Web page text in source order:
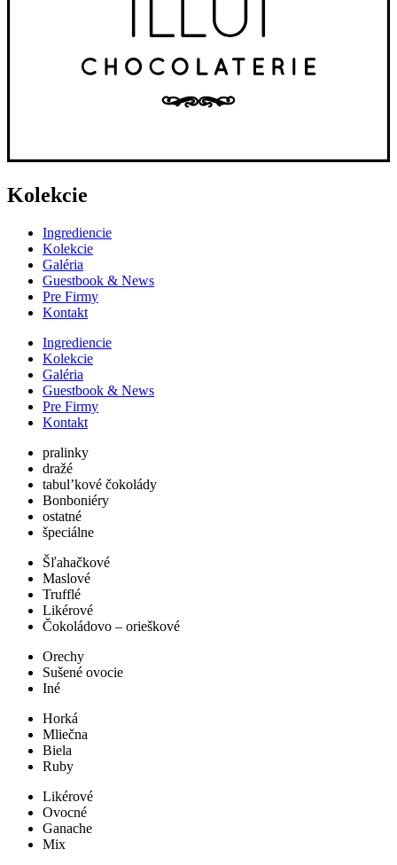
Kolekcie
Ingrediencie
Kolekcie
Galéria
Guestbook & News
Pre Firmy
Kontakt
Ingrediencie
Kolekcie
Galéria
Guestbook & News
Pre Firmy
Kontakt
pralinky
dražé
tabul’kové čokolády
Bonboniéry
ostatné
špeciálne
Šľahačkové
Maslové
Trufflé
Likérové
Čokoládovo – orieškové
Orechy
Sušené ovocie
Iné
Horká
Mliečna
Biela
Ruby
Likérové
Ovocné
Ganache
Mix